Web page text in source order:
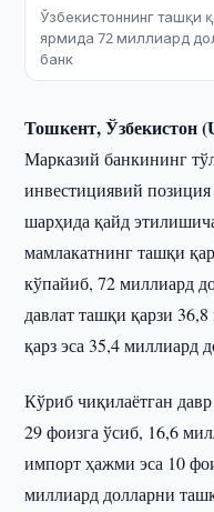
Ўзбекистоннинг ташқи
ярмида 72 миллиард
банк
Тошкент, Ўзбекистон
Марказий банкининг
инвестициявий
шарҳида қайд
мамлакатнинг ташқи
кўпайиб, 72 миллиард
давлат ташқи қарзи
қарз эса 35,4 миллиард
Кўриб чиқилаётган
29 фоизга ўсиб, 16,6
импорт ҳажми эса 10
миллиард долларни